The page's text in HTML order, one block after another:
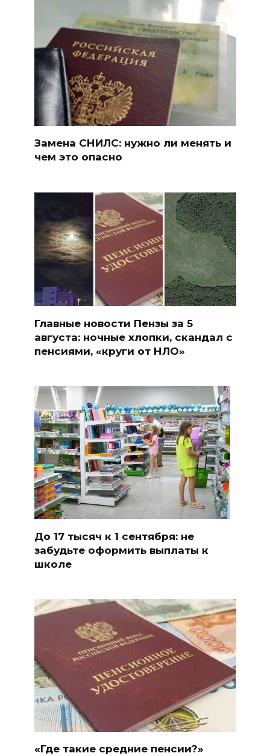
Замена СНИЛС: нужно ли менять и
чем это опасно
Главные новости Пензы за 5
августа: ночные хлопки, скандал с
пенсиями, «круги от НЛО»
До 17 тысяч к 1 сентября: не
забудьте оформить выплаты к
школе
«Где такие средние пенсии?»